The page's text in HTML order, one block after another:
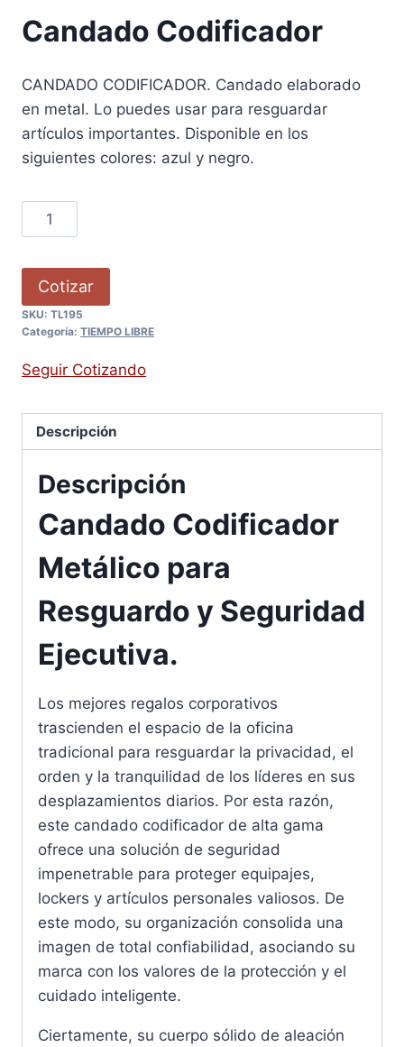
Candado Codificador
CANDADO CODIFICADOR. Candado elaborado
en metal. Lo puedes usar para resguardar
artículos importantes. Disponible en los
siguientes colores: azul y negro.
Cotizar
SKU: TL195
Categoría: TIEMPO LIBRE
Seguir Cotizando
Descripción
Descripción
Candado Codificador
Metálico para
Resguardo y Seguridad
Ejecutiva.
Los mejores regalos corporativos
trascienden el espacio de la oficina
tradicional para resguardar la privacidad, el
orden y la tranquilidad de los líderes en sus
desplazamientos diarios. Por esta razón,
este candado codificador de alta gama
ofrece una solución de seguridad
impenetrable para proteger equipajes,
lockers y artículos personales valiosos. De
este modo, su organización consolida una
imagen de total confiabilidad, asociando su
marca con los valores de la protección y el
cuidado inteligente.
Ciertamente, su cuerpo sólido de aleación